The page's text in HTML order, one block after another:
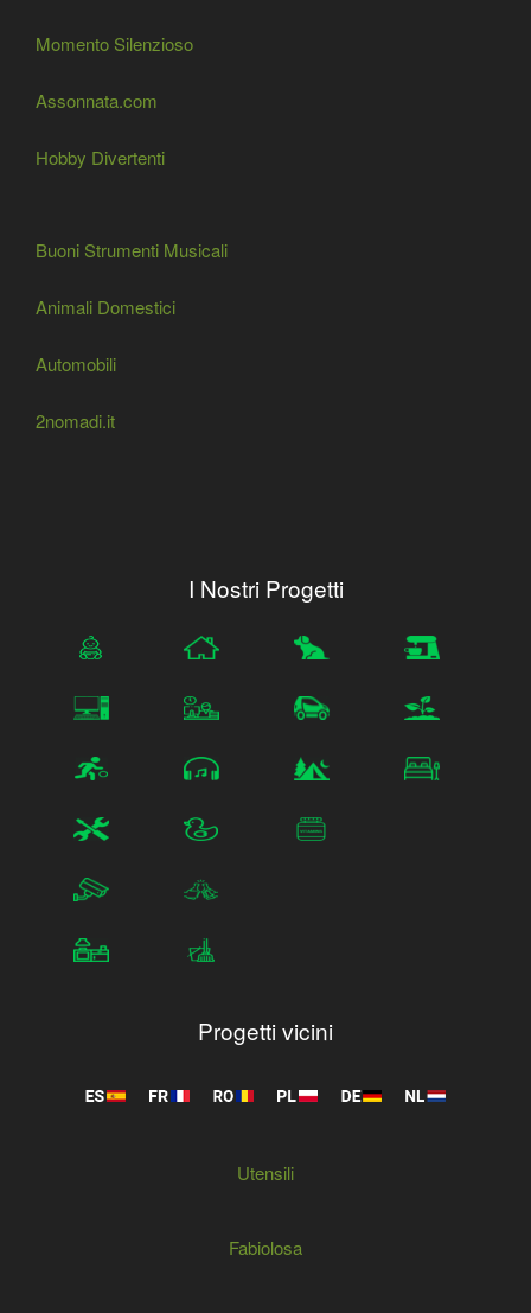
Momento Silenzioso
Assonnata.com
Hobby Divertenti
Buoni Strumenti Musicali
Animali Domestici
Automobili
2nomadi.it
I Nostri Progetti
Progetti vicini
Utensili
Fabiolosa